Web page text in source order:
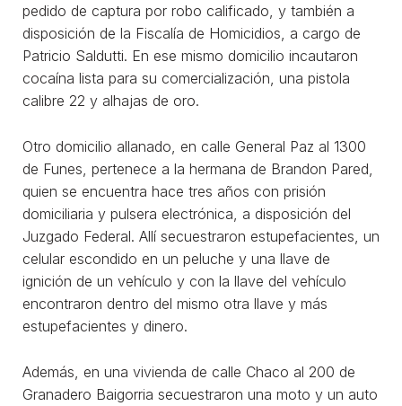
pedido de captura por robo calificado, y también a
disposición de la Fiscalía de Homicidios, a cargo de
Patricio Saldutti. En ese mismo domicilio incautaron
cocaína lista para su comercialización, una pistola
calibre 22 y alhajas de oro.
Otro domicilio allanado, en calle General Paz al 1300
de Funes, pertenece a la hermana de Brandon Pared,
quien se encuentra hace tres años con prisión
domiciliaria y pulsera electrónica, a disposición del
Juzgado Federal. Allí secuestraron estupefacientes, un
celular escondido en un peluche y una llave de
ignición de un vehículo y con la llave del vehículo
encontraron dentro del mismo otra llave y más
estupefacientes y dinero.
Además, en una vivienda de calle Chaco al 200 de
Granadero Baigorria secuestraron una moto y un auto